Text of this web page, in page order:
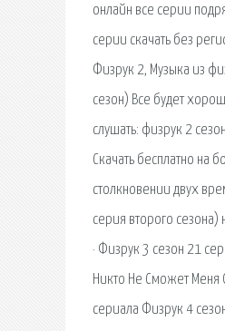
онлайн все серии
серии скачать без
Физрук 2, Музыка из
сезон) Все будет
слушать: физрук 2
Скачать бесплатно на
столкновении двух
серия второго
· Физрук 3 сезон 21
Никто Не Сможет Меня
сериала Физрук 4